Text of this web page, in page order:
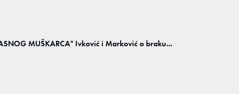
MUŠKARCA" Ivković i Marković o braku...